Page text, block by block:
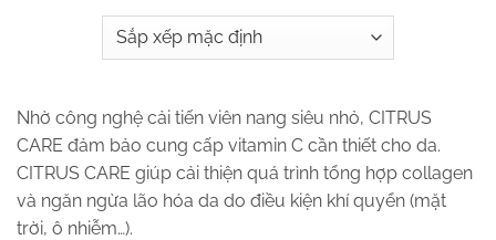
Nhờ công nghệ cải tiến viên nang siêu nhỏ, CITRUS
CARE đảm bảo cung cấp vitamin C cần thiết cho da.
CITRUS CARE giúp cải thiện quá trình tổng hợp collagen
và ngăn ngừa lão hóa da do điều kiện khí quyển (mặt
trời, ô nhiễm…).